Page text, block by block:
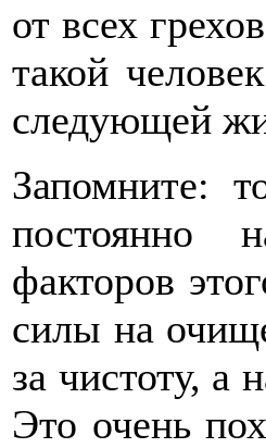
от всех
такой
следующей
Запомните:
постоянно
факторов
силы на
за чистоту, а
Это очень